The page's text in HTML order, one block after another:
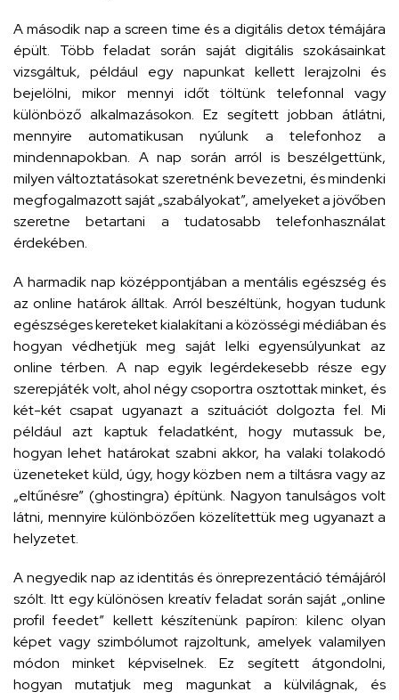
A második nap a screen time és a digitális detox témájára
épült. Több feladat során saját digitális szokásainkat
vizsgáltuk, például egy napunkat kellett lerajzolni és
bejelölni, mikor mennyi időt töltünk telefonnal vagy
különböző alkalmazásokon. Ez segített jobban átlátni,
mennyire automatikusan nyúlunk a telefonhoz a
mindennapokban. A nap során arról is beszélgettünk,
milyen változtatásokat szeretnénk bevezetni, és mindenki
megfogalmazott saját „szabályokat”, amelyeket a jövőben
szeretne betartani a tudatosabb telefonhasználat
érdekében.
A harmadik nap középpontjában a mentális egészség és
az online határok álltak. Arról beszéltünk, hogyan tudunk
egészséges kereteket kialakítani a közösségi médiában és
hogyan védhetjük meg saját lelki egyensúlyunkat az
online térben. A nap egyik legérdekesebb része egy
szerepjáték volt, ahol négy csoportra osztottak minket, és
két-két csapat ugyanazt a szituációt dolgozta fel. Mi
például azt kaptuk feladatként, hogy mutassuk be,
hogyan lehet határokat szabni akkor, ha valaki tolakodó
üzeneteket küld, úgy, hogy közben nem a tiltásra vagy az
„eltűnésre” (ghostingra) építünk. Nagyon tanulságos volt
látni, mennyire különbözően közelítettük meg ugyanazt a
helyzetet.
A negyedik nap az identitás és önreprezentáció témájáról
szólt. Itt egy különösen kreatív feladat során saját „online
profil feedet” kellett készítenünk papíron: kilenc olyan
képet vagy szimbólumot rajzoltunk, amelyek valamilyen
módon minket képviselnek. Ez segített átgondolni,
hogyan mutatjuk meg magunkat a külvilágnak, és